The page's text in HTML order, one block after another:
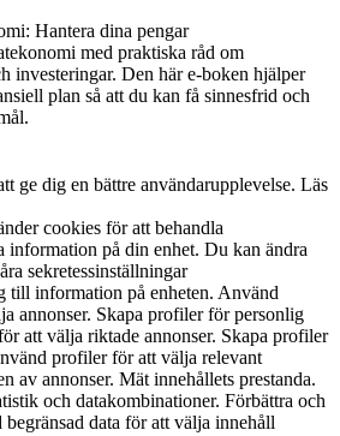
Hantera dina pengar
med praktiska råd om
investeringar. Den här e-boken hjälper
plan så att du kan få sinnesfrid och
ge dig en bättre användarupplevelse. Läs
cookies för att behandla
information på din enhet. Du kan ändra
sekretessinställningar
till information på enheten. Använd
annonser. Skapa profiler för personlig
att välja riktade annonser. Skapa profiler
profiler för att välja relevant
av annonser. Mät innehållets prestanda.
och datakombinationer. Förbättra och
data för att välja innehåll